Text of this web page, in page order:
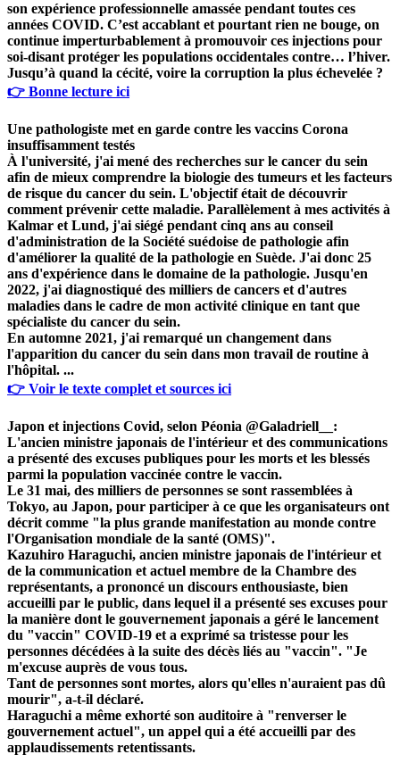
son expérience professionnelle amassée pendant toutes ces
années COVID. C’est accablant et pourtant rien ne bouge, on
continue imperturbablement à promouvoir ces injections pour
soi-disant protéger les populations occidentales contre… l’hiver.
Jusqu’à quand la cécité, voire la corruption la plus échevelée ?
👉 Bonne lecture ici
Une pathologiste met en garde contre les vaccins Corona
insuffisamment testés
À l'université, j'ai mené des recherches sur le cancer du sein
afin de mieux comprendre la biologie des tumeurs et les facteurs
de risque du cancer du sein. L'objectif était de découvrir
comment prévenir cette maladie. Parallèlement à mes activités à
Kalmar et Lund, j'ai siégé pendant cinq ans au conseil
d'administration de la Société suédoise de pathologie afin
d'améliorer la qualité de la pathologie en Suède. J'ai donc 25
ans d'expérience dans le domaine de la pathologie. Jusqu'en
2022, j'ai diagnostiqué des milliers de cancers et d'autres
maladies dans le cadre de mon activité clinique en tant que
spécialiste du cancer du sein.
En automne 2021, j'ai remarqué un changement dans
l'apparition du cancer du sein dans mon travail de routine à
l'hôpital. ...
👉 Voir le texte complet et sources ici
Japon et injections Covid, selon Péonia @Galadriell__:
L'ancien ministre japonais de l'intérieur et des communications
a présenté des excuses publiques pour les morts et les blessés
parmi la population vaccinée contre le vaccin.
Le 31 mai, des milliers de personnes se sont rassemblées à
Tokyo, au Japon, pour participer à ce que les organisateurs ont
décrit comme "la plus grande manifestation au monde contre
l'Organisation mondiale de la santé (OMS)".
Kazuhiro Haraguchi, ancien ministre japonais de l'intérieur et
de la communication et actuel membre de la Chambre des
représentants, a prononcé un discours enthousiaste, bien
accueilli par le public, dans lequel il a présenté ses excuses pour
la manière dont le gouvernement japonais a géré le lancement
du "vaccin" COVID-19 et a exprimé sa tristesse pour les
personnes décédées à la suite des décès liés au "vaccin". "Je
m'excuse auprès de vous tous.
Tant de personnes sont mortes, alors qu'elles n'auraient pas dû
mourir", a-t-il déclaré.
Haraguchi a même exhorté son auditoire à "renverser le
gouvernement actuel", un appel qui a été accueilli par des
applaudissements retentissants.